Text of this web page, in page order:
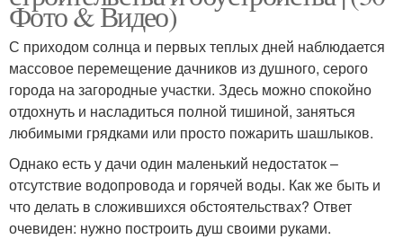
Фото & Видео)
С приходом солнца и первых теплых дней наблюдается
массовое перемещение дачников из душного, серого
города на загородные участки. Здесь можно спокойно
отдохнуть и насладиться полной тишиной, заняться
любимыми грядками или просто пожарить шашлыков.
Однако есть у дачи один маленький недостаток –
отсутствие водопровода и горячей воды. Как же быть и
что делать в сложившихся обстоятельствах? Ответ
очевиден: нужно построить душ своими руками.